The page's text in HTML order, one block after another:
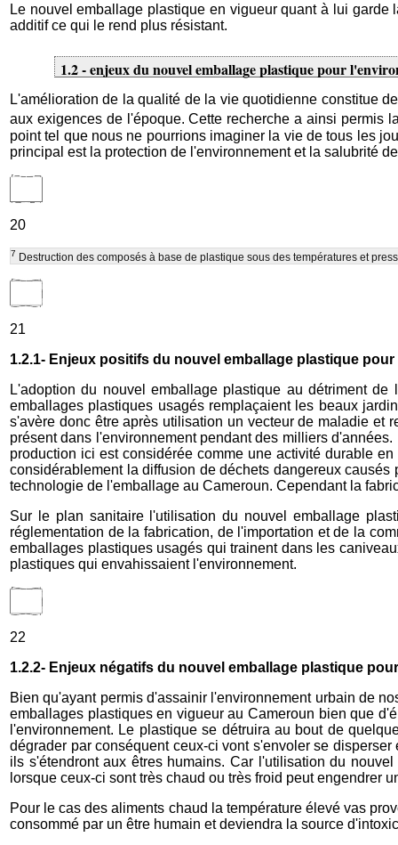
Le nouvel emballage plastique en vigueur quant à lui
additif ce qui le rend plus résistant.
1.2 - enjeux du nouvel emballage plastique pour
L'amélioration de la qualité de la vie quotidienne constitue
aux exigences de l'époque. Cette recherche a ainsi permis
point tel que nous ne pourrions imaginer la vie de tous les
principal est la protection de l'environnement et la salubrité
20
7 Destruction des composés à base de plastique sous des températures et
21
1.2.1- Enjeux positifs du nouvel emballage plastique
L'adoption du nouvel emballage plastique au détriment
emballages plastiques usagés remplaçaient les beaux
s'avère donc être après utilisation un vecteur de maladie et
présent dans l'environnement pendant des milliers
production ici est considérée comme une activité durable
considérablement la diffusion de déchets dangereux
technologie de l'emballage au Cameroun. Cependant la
Sur le plan sanitaire l'utilisation du nouvel emballage
réglementation de la fabrication, de l'importation et de la
emballages plastiques usagés qui trainent dans les
plastiques qui envahissaient l'environnement.
22
1.2.2- Enjeux négatifs du nouvel emballage plastique
Bien qu'ayant permis d'assainir l'environnement urbain de
emballages plastiques en vigueur au Cameroun bien que
l'environnement. Le plastique se détruira au bout de
dégrader par conséquent ceux-ci vont s'envoler se
ils s'étendront aux êtres humains. Car l'utilisation du
lorsque ceux-ci sont très chaud ou très froid peut engendrer
Pour le cas des aliments chaud la température élevé vas
consommé par un être humain et deviendra la source